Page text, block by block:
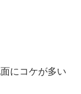
にコケが多い